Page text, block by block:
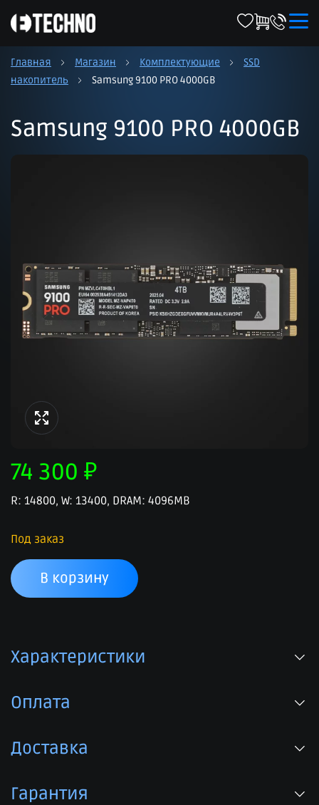
Главная Магазин Комплектующие
SSD
накопитель
Samsung 9100 PRO 4000GB
Samsung 9100 PRO 4000GB
74 300 ₽
R: 14800, W: 13400, DRAM: 4096MB
Под заказ
В корзину
Характеристики
Оплата
Доставка
Гарантия